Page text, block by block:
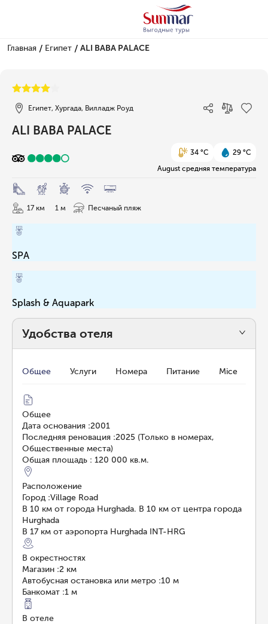
Главная / Египет / ALI BABA PALACE
Египет, Хургада, Вилладж Роуд
ALI BABA PALACE
34 °C
29 °C
August средняя температура
17 км 1 м Песчаный пляж
SPA
Splash & Aquapark
Удобства отеля
Общее Услуги Номера Питание Mice
Общее
Дата основания :2001
Последняя реновация :2025 (Только в номерах,
Общественные места)
Общая площадь : 120 000 кв.м.
Расположение
Город :Village Road
В 10 км от города Hurghada. В 10 км от центра города
Hurghada
В 17 км от аэропорта Hurghada INT-HRG
В окрестностях
Магазин :2 км
Автобусная остановка или метро :10 м
Банкомат :1 м
В отеле